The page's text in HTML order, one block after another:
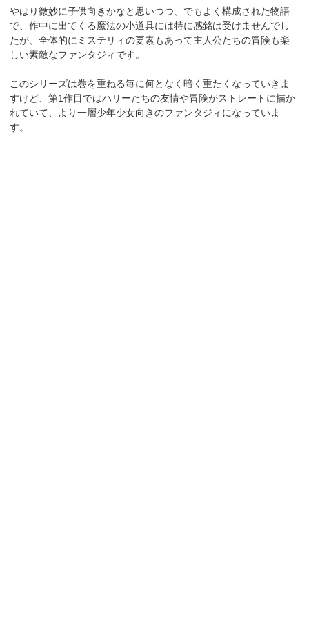
やはり微妙に子供向きかなと思いつつ、でもよく構成された物語
で、作中に出てくる魔法の小道具には特に感銘は受けませんでし
たが、全体的にミステリィの要素もあって主人公たちの冒険も楽
しい素敵なファンタジィです。
このシリーズは巻を重ねる毎に何となく暗く重たくなっていきま
すけど、第1作目ではハリーたちの友情や冒険がストレートに描か
れていて、より一層少年少女向きのファンタジィになっていま
す。